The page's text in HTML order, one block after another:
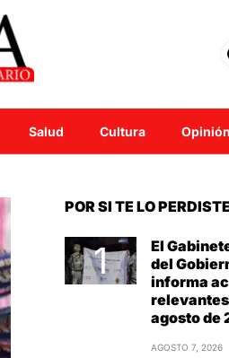
Salud Cultura Opinión
POR SI TE LO
El
del
informa
agosto de
AGOSTO 7, 2026